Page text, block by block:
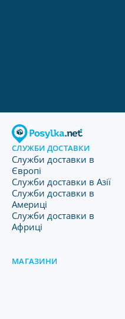
СЛУЖБИ ДОСТАВКИ
Служби доставки в
Європі
Служби доставки в Азії
Служби доставки в
Америці
Служби доставки в
Африці
МАГАЗИНИ